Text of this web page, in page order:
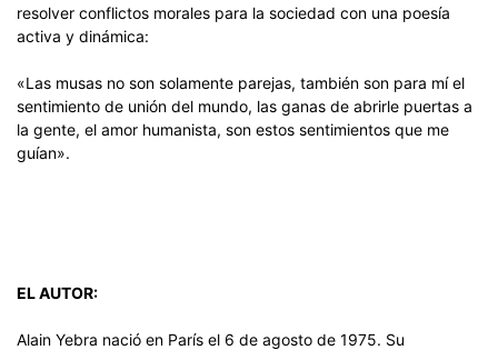
resolver conflictos morales para la sociedad con una poesía
activa y dinámica:
«Las musas no son solamente parejas, también son para mí el
sentimiento de unión del mundo, las ganas de abrirle puertas a
la gente, el amor humanista, son estos sentimientos que me
guían».
EL AUTOR:
Alain Yebra nació en París el 6 de agosto de 1975. Su